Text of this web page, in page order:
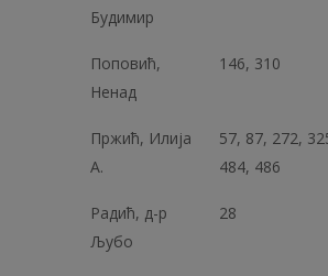
Будимир
Поповић,
Ненад
146, 310
Пржић, Илија
А.
57, 87, 272,
484, 486
Радић, д-р
Љубо
28